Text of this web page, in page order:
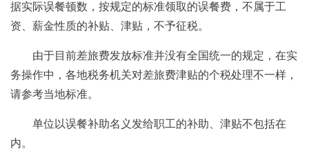
据实际误餐顿数，按规定的标准领取的误餐费，不属于工
资、薪金性质的补贴、津贴，不予征税。
由于目前差旅费发放标准并没有全国统一的规定，在实
务操作中，各地税务机关对差旅费津贴的个税处理不一样，
请参考当地标准。
单位以误餐补助名义发给职工的补助、津贴不包括在
内。